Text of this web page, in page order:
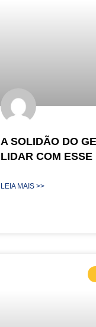
A SOLIDÃO DO
LIDAR COM ESSE
LEIA MAIS >>